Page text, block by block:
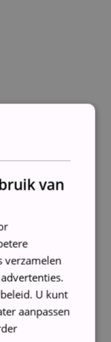
energie
van
verzamelen
U kunt
aanpassen